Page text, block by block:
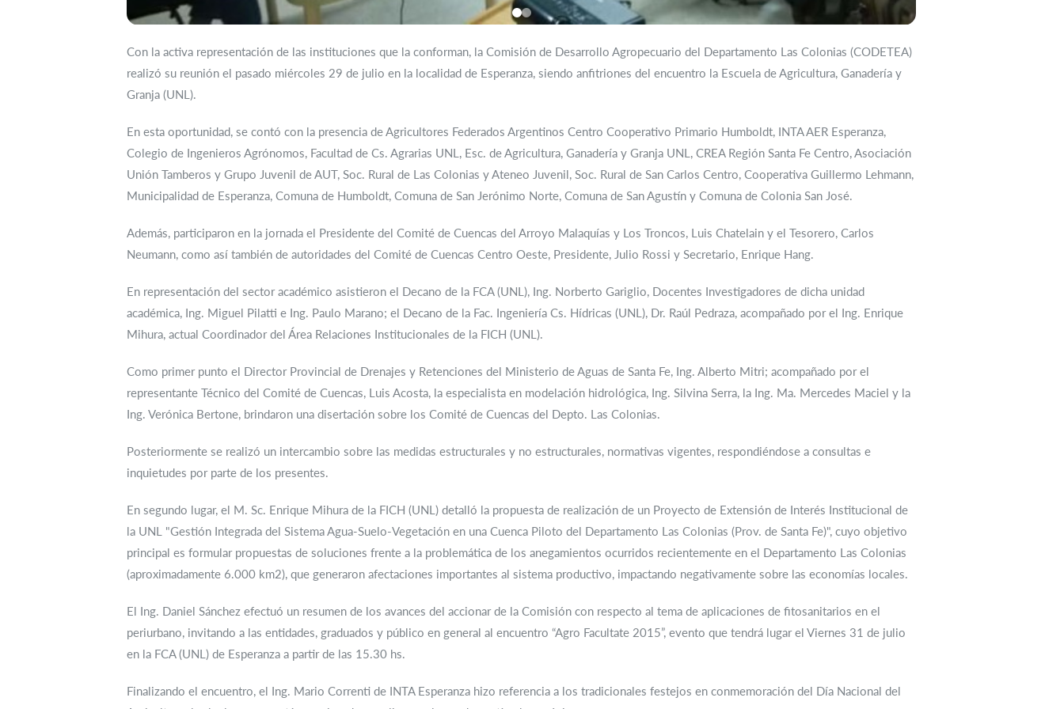
Con la activa representación de las instituciones que la conforman, la Comisión de Desarrollo Agropecuario del Departamento Las Colonias (CODETEA)
realizó su reunión el pasado miércoles 29 de julio en la localidad de Esperanza, siendo anfitriones del encuentro la Escuela de Agricultura, Ganadería y
Granja (UNL).
En esta oportunidad, se contó con la presencia de Agricultores Federados Argentinos Centro Cooperativo Primario Humboldt, INTA AER Esperanza,
Colegio de Ingenieros Agrónomos, Facultad de Cs. Agrarias UNL, Esc. de Agricultura, Ganadería y Granja UNL, CREA Región Santa Fe Centro, Asociación
Unión Tamberos y Grupo Juvenil de AUT, Soc. Rural de Las Colonias y Ateneo Juvenil, Soc. Rural de San Carlos Centro, Cooperativa Guillermo Lehmann,
Municipalidad de Esperanza, Comuna de Humboldt, Comuna de San Jerónimo Norte, Comuna de San Agustín y Comuna de Colonia San José.
Además, participaron en la jornada el Presidente del Comité de Cuencas del Arroyo Malaquías y Los Troncos, Luis Chatelain y el Tesorero, Carlos
Neumann, como así también de autoridades del Comité de Cuencas Centro Oeste, Presidente, Julio Rossi y Secretario, Enrique Hang.
En representación del sector académico asistieron el Decano de la FCA (UNL), Ing. Norberto Gariglio, Docentes Investigadores de dicha unidad
académica, Ing. Miguel Pilatti e Ing. Paulo Marano; el Decano de la Fac. Ingeniería Cs. Hídricas (UNL), Dr. Raúl Pedraza, acompañado por el Ing. Enrique
Mihura, actual Coordinador del Área Relaciones Institucionales de la FICH (UNL).
Como primer punto el Director Provincial de Drenajes y Retenciones del Ministerio de Aguas de Santa Fe, Ing. Alberto Mitri; acompañado por el
representante Técnico del Comité de Cuencas, Luis Acosta, la especialista en modelación hidrológica, Ing. Silvina Serra, la Ing. Ma. Mercedes Maciel y la
Ing. Verónica Bertone, brindaron una disertación sobre los Comité de Cuencas del Depto. Las Colonias.
Posteriormente se realizó un intercambio sobre las medidas estructurales y no estructurales, normativas vigentes, respondiéndose a consultas e
inquietudes por parte de los presentes.
En segundo lugar, el M. Sc. Enrique Mihura de la FICH (UNL) detalló la propuesta de realización de un Proyecto de Extensión de Interés Institucional de
la UNL "Gestión Integrada del Sistema Agua-Suelo-Vegetación en una Cuenca Piloto del Departamento Las Colonias (Prov. de Santa Fe)", cuyo objetivo
principal es formular propuestas de soluciones frente a la problemática de los anegamientos ocurridos recientemente en el Departamento Las Colonias
(aproximadamente 6.000 km2), que generaron afectaciones importantes al sistema productivo, impactando negativamente sobre las economías locales.
El Ing. Daniel Sánchez efectuó un resumen de los avances del accionar de la Comisión con respecto al tema de aplicaciones de fitosanitarios en el
periurbano, invitando a las entidades, graduados y público en general al encuentro “Agro Facultate 2015”, evento que tendrá lugar el Viernes 31 de julio
en la FCA (UNL) de Esperanza a partir de las 15.30 hs.
Finalizando el encuentro, el Ing. Mario Correnti de INTA Esperanza hizo referencia a los tradicionales festejos en conmemoración del Día Nacional del